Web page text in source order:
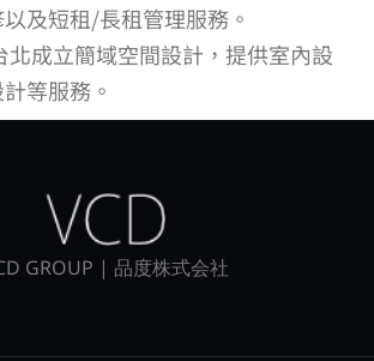
及短租/長租管理服務。
北成立簡域空間設計，提供室內設
等服務。
GROUP | 品度株式会社